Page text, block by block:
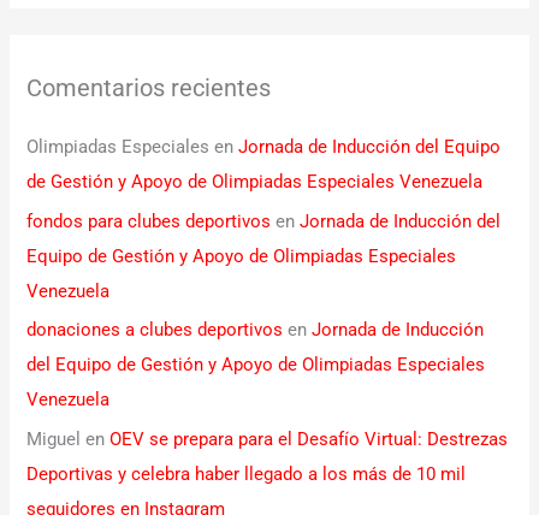
Comentarios recientes
Olimpiadas Especiales enJornada de Inducción del Equipo
de Gestión y Apoyo de Olimpiadas Especiales Venezuela
fondos para clubes deportivos enJornada de Inducción del
Equipo de Gestión y Apoyo de Olimpiadas Especiales
Venezuela
donaciones a clubes deportivos enJornada de Inducción
del Equipo de Gestión y Apoyo de Olimpiadas Especiales
Venezuela
Miguel enOEV se prepara para el Desafío Virtual: Destrezas
Deportivas y celebra haber llegado a los más de 10 mil
seguidores en Instagram